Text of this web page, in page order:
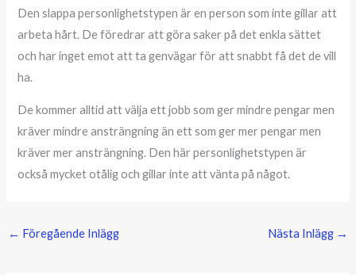
Den slappa personlighetstypen är en person som inte gillar att
arbeta hårt. De föredrar att göra saker på det enkla sättet
och har inget emot att ta genvägar för att snabbt få det de vill
ha.
De kommer alltid att välja ett jobb som ger mindre pengar men
kräver mindre ansträngning än ett som ger mer pengar men
kräver mer ansträngning. Den här personlighetstypen är
också mycket otålig och gillar inte att vänta på något.
← Föregående Inlägg Nästa Inlägg →